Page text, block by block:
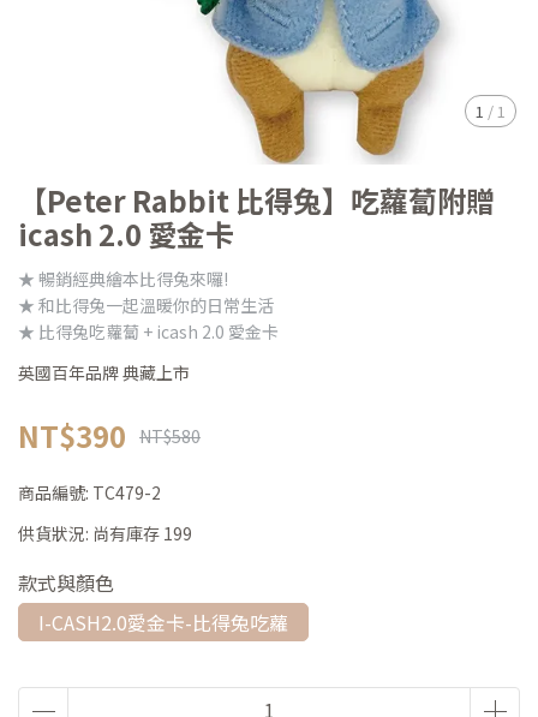
1 / 1
【Peter Rabbit 比得兔】吃蘿蔔附贈
icash 2.0 愛金卡
★ 暢銷經典繪本比得兔來囉!
★ 和比得兔一起溫暖你的日常生活
★ 比得兔吃蘿蔔 + icash 2.0 愛金卡
英國百年品牌 典藏上市
NT$390 NT$580
商品編號: TC479-2
供貨狀況: 尚有庫存 199
款式與顏色
I-CASH2.0愛金卡-比得兔吃蘿